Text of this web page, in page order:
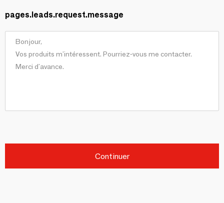
pages.leads.request.message
Continuer